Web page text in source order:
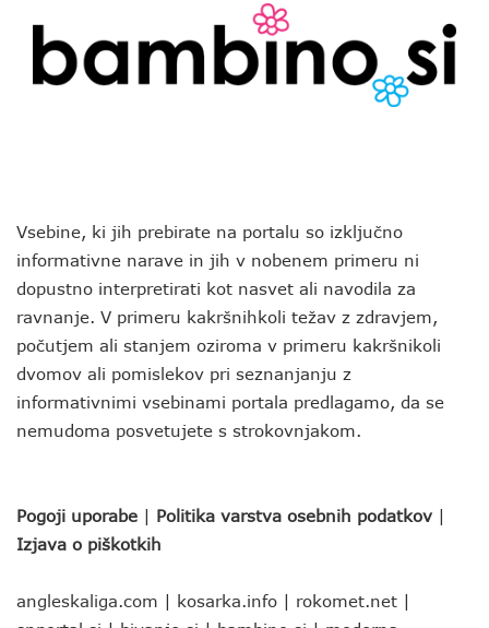
Vsebine, ki jih prebirate na portalu so izključno
informativne narave in jih v nobenem primeru ni
dopustno interpretirati kot nasvet ali navodila za
ravnanje. V primeru kakršnihkoli težav z zdravjem,
počutjem ali stanjem oziroma v primeru kakršnikoli
dvomov ali pomislekov pri seznanjanju z
informativnimi vsebinami portala predlagamo, da se
nemudoma posvetujete s strokovnjakom.
Pogoji uporabe | Politika varstva osebnih podatkov |
Izjava o piškotkih
angleskaliga.com | kosarka.info | rokomet.net |